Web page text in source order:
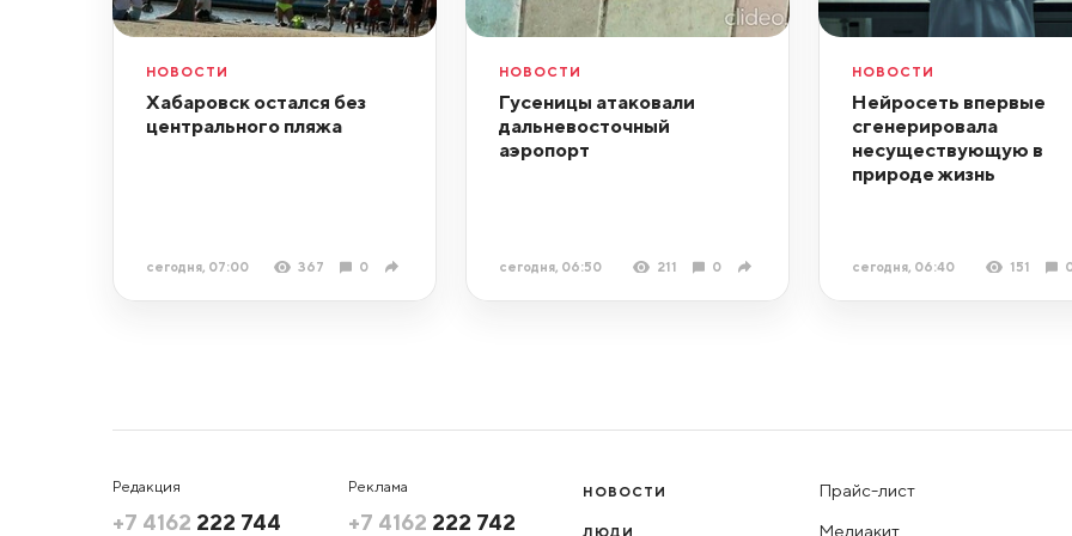
НОВОСТИ
Хабаровск остался без
центрального пляжа
сегодня, 07:00 367 0
НОВОСТИ
Гусеницы атаковали
дальневосточный
аэропорт
сегодня, 06:50 211 0
НОВОСТИ
Нейросеть впервые
сгенерировала
несуществующую в
природе жизнь
сегодня, 06:40 151
Редакция
+7 4162 222 744
Реклама
+7 4162 222 742
НОВОСТИ
ЛЮДИ
Прайс-лист
Медиакит